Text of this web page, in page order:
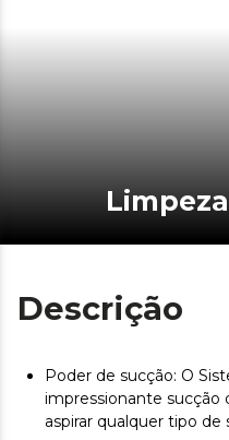
Descrição
Poder de sucção: O
impressionante sucção
aspirar qualquer tipo de